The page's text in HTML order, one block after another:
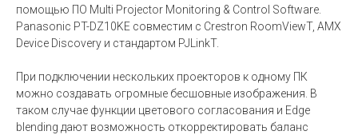
помощью ПО Multi Projector Monitoring & Control Software.
Panasonic PT-DZ10KE совместим с Crestron RoomViewT, AMX
Device Discovery и стандартом PJLinkT.
При подключении нескольких проекторов к одному ПК
можно создавать огромные бесшовные изображения. В
таком случае функции цветового согласования и Edge
blending дают возможность откорректировать баланс